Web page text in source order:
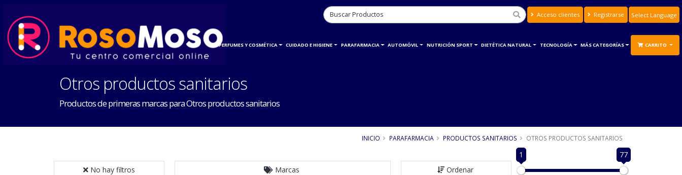
Acceso clientes Registrarse
Translate
INICIO HOGAR PERFUMES Y COSMÉTICA CUIDADO E HIGIENE PARAFARMACIA AUTOMÓVIL NUTRICIÓN SPORT DIETÉTICA NATURAL TECNOLOGÍA MÁS CATEGORÍAS CARRITO
Otros productos sanitarios
Productos de primeras marcas para Otros productos sanitarios
INICIO PARAFARMACIA PRODUCTOS SANITARIOS OTROS PRODUCTOS SANITARIOS
No hay filtros Marcas Ordenar
1 77